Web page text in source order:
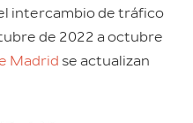
intercambio de tráfico
de 2022 a octubre
Madrid se actualizan